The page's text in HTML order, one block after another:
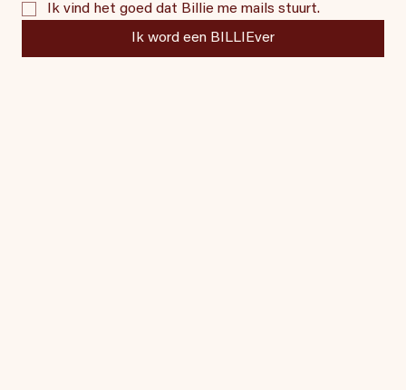
Ik vind het goed dat Billie me mails stuurt.
Ik word een BILLIEver